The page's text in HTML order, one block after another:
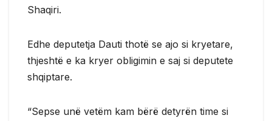
Shaqiri.
Edhe deputetja Dauti thotë se ajo si kryetare,
thjeshtë e ka kryer obligimin e saj si deputete
shqiptare.
“Sepse unë vetëm kam bërë detyrën time si